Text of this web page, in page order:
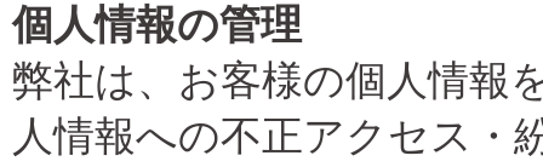
個人情報の管理
弊社は、お客様の個人情報
人情報への不正アクセス・